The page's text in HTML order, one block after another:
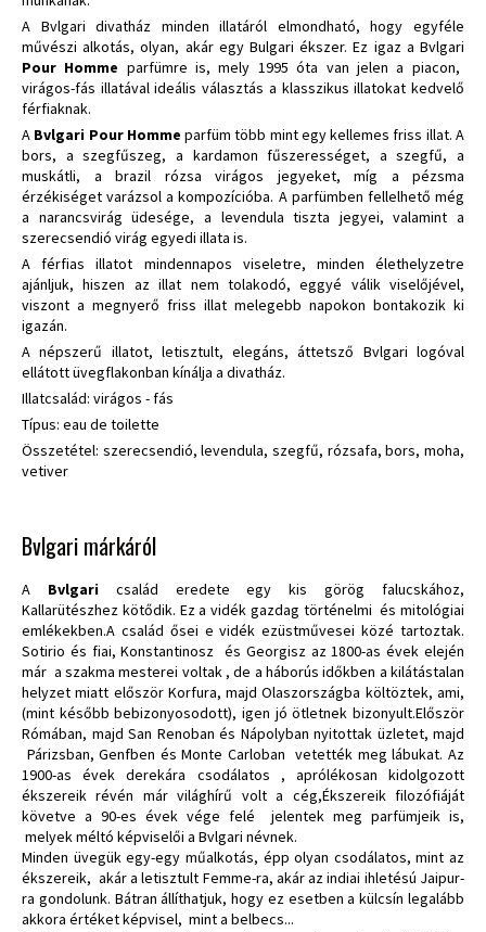
A Bvlgari divatház minden illatáról elmondható, hogy egyféle
művészi alkotás, olyan, akár egy Bulgari ékszer. Ez igaz a Bvlgari
Pour Homme parfümre is, mely 1995 óta van jelen a piacon,
virágos-fás illatával ideális választás a klasszikus illatokat kedvelő
férfiaknak.
A Bvlgari Pour Homme parfüm több mint egy kellemes friss illat. A
bors, a szegfűszeg, a kardamon fűszerességet, a szegfű, a
muskátli, a brazil rózsa virágos jegyeket, míg a pézsma
érzékiséget varázsol a kompozícióba. A parfümben fellelhető még
a narancsvirág üdesége, a levendula tiszta jegyei, valamint a
szerecsendió virág egyedi illata is.
A férfias illatot mindennapos viseletre, minden élethelyzetre
ajánljuk, hiszen az illat nem tolakodó, eggyé válik viselőjével,
viszont a megnyerő friss illat melegebb napokon bontakozik ki
igazán.
A népszerű illatot, letisztult, elegáns, áttetsző Bvlgari logóval
ellátott üvegflakonban kínálja a divatház.
Illatcsalád: virágos - fás
Típus: eau de toilette
Összetétel: szerecsendió, levendula, szegfű, rózsafa, bors, moha,
vetiver
Bvlgari márkáról
A Bvlgari család eredete egy kis görög falucskához,
Kallarütészhez kötődik. Ez a vidék gazdag történelmi és mitológiai
emlékekben.A család ősei e vidék ezüstművesei közé tartoztak.
Sotirio és fiai, Konstantinosz és Georgisz az 1800-as évek elején
már a szakma mesterei voltak , de a háborús időkben a kilátástalan
helyzet miatt először Korfura, majd Olaszországba költöztek, ami,
(mint később bebizonyosodott), igen jó ötletnek bizonyult.Először
Rómában, majd San Renoban és Nápolyban nyitottak üzletet, majd
Párizsban, Genfben és Monte Carloban vetették meg lábukat. Az
1900-as évek derekára csodálatos , aprólékosan kidolgozott
ékszereik révén már világhírű volt a cég,Ékszereik filozófiáját
követve a 90-es évek vége felé jelentek meg parfümjeik is,
melyek méltó képviselői a Bvlgari névnek.
Minden üvegük egy-egy műalkotás, épp olyan csodálatos, mint az
ékszereik, akár a letisztult Femme-ra, akár az indiai ihletésú Jaipur-
ra gondolunk. Bátran állíthatjuk, hogy ez esetben a külcsín legalább
akkora értéket képvisel, mint a belbecs...